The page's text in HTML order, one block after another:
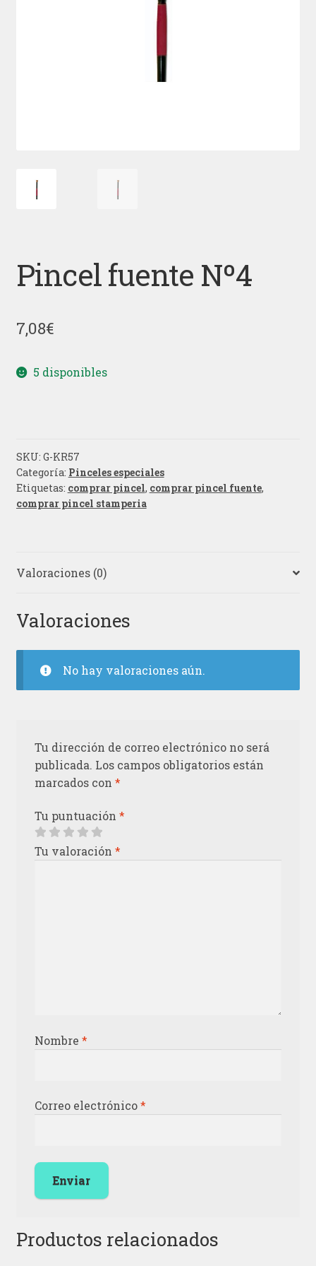
Pincel fuente Nº4
7,08€
5 disponibles
SKU: G-KR57
Categoría: Pinceles especiales
Etiquetas: comprar pincel, comprar pincel fuente,
comprar pincel stamperia
Valoraciones (0)
Valoraciones
No hay valoraciones aún.
Tu dirección de correo electrónico no será
publicada. Los campos obligatorios están
marcados con *
Tu puntuación *
Tu valoración *
Nombre *
Correo electrónico*
Productos relacionados